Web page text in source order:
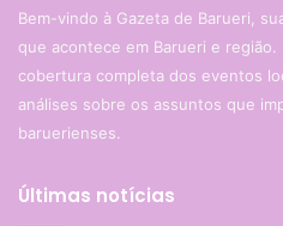
Bem-vindo à Gazeta de Barueri,
que acontece em Barueri e
cobertura completa dos eventos
análises sobre os assuntos que
baruerienses.
Últimas notícias